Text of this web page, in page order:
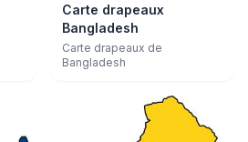
Carte drapeaux
Bangladesh
Carte drapeaux de
Bangladesh